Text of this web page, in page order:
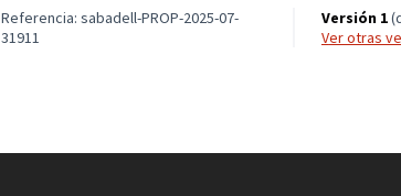
Referencia: sabadell-PROP-2025-07-
31911
Versión 1
ver otras